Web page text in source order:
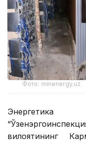
Фото: minenergy.uz
Энергетика
вилоятининг